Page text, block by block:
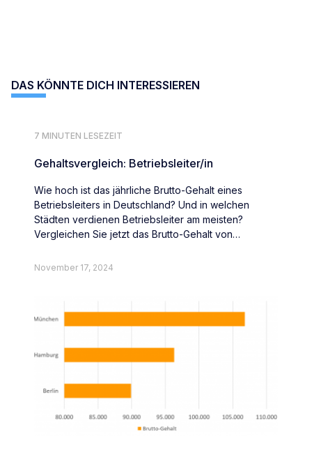
DAS KÖNNTE DICH INTERESSIEREN
7 MINUTEN LESEZEIT
Gehaltsvergleich: Betriebsleiter/in
Wie hoch ist das jährliche Brutto-Gehalt eines
Betriebsleiters in Deutschland? Und in welchen
Städten verdienen Betriebsleiter am meisten?
Vergleichen Sie jetzt das Brutto-Gehalt von
November 17, 2024